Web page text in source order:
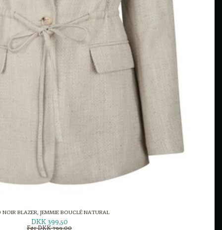
NOIR BLAZER, JEMMIE BOUCLÉ NATURAL
DKK 399,50
Før DKK 799,00